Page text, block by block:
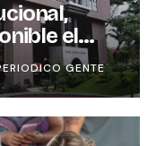
el
Línea”
país
GENTE